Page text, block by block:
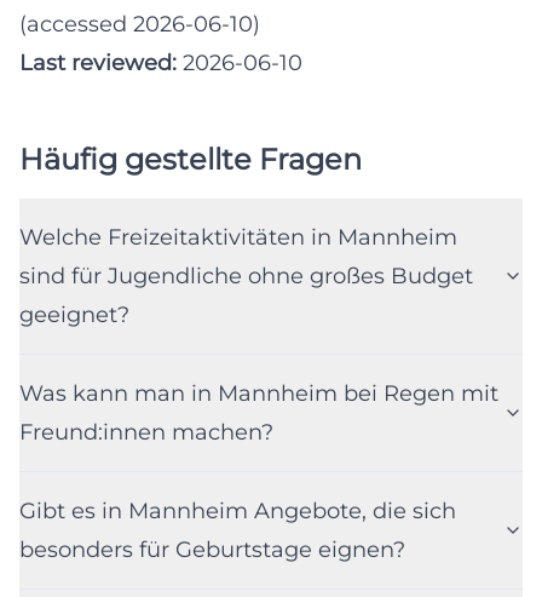
(accessed 2026-06-10)
Last reviewed: 2026-06-10
Häufig gestellte Fragen
Welche Freizeitaktivitäten in Mannheim
sind für Jugendliche ohne großes Budget
geeignet?
Was kann man in Mannheim bei Regen mit
Freund:innen machen?
Gibt es in Mannheim Angebote, die sich
besonders für Geburtstage eignen?